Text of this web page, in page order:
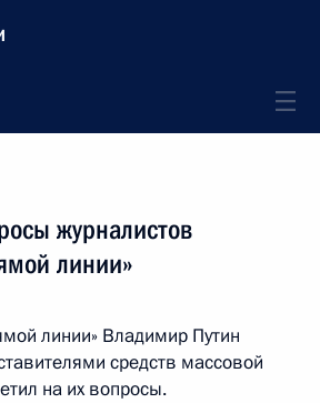
журналистов
линии»
линии» Владимир Путин
средств массовой
на их вопросы.